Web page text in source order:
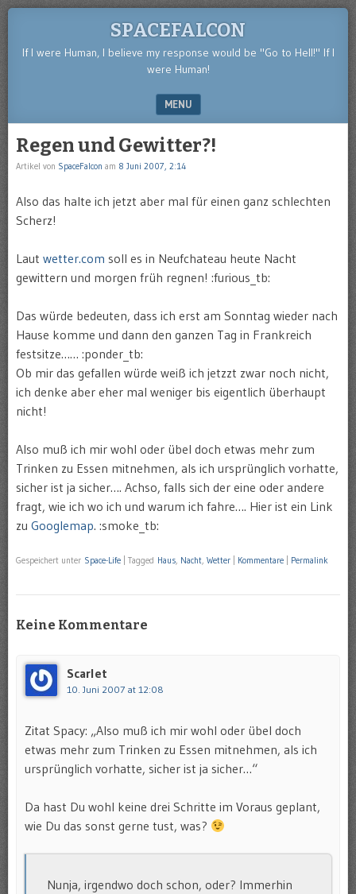
SPACEFALCON
If I were Human, I believe my response would be "Go to Hell!" If I
were Human!
MENU
Regen und Gewitter?!
Artikel von SpaceFalcon am 8 Juni 2007, 2:14
Also das halte ich jetzt aber mal für einen ganz schlechten
Scherz!
Laut wetter.com soll es in Neufchateau heute Nacht
gewittern und morgen früh regnen! :furious_tb:
Das würde bedeuten, dass ich erst am Sonntag wieder nach
Hause komme und dann den ganzen Tag in Frankreich
festsitze…… :ponder_tb:
Ob mir das gefallen würde weiß ich jetzzt zwar noch nicht,
ich denke aber eher mal weniger bis eigentlich überhaupt
nicht!
Also muß ich mir wohl oder übel doch etwas mehr zum
Trinken zu Essen mitnehmen, als ich ursprünglich vorhatte,
sicher ist ja sicher…. Achso, falls sich der eine oder andere
fragt, wie ich wo ich und warum ich fahre…. Hier ist ein Link
zu Googlemap. :smoke_tb:
Gespeichert unter Space-Life Tagged Haus, Nacht, Wetter Kommentare Permalink
Keine Kommentare
Scarlet
10. Juni 2007 at 12:08
Zitat Spacy: „Also muß ich mir wohl oder übel doch
etwas mehr zum Trinken zu Essen mitnehmen, als ich
ursprünglich vorhatte, sicher ist ja sicher…“
Da hast Du wohl keine drei Schritte im Voraus geplant,
wie Du das sonst gerne tust, was?
Nunja, irgendwo doch schon, oder? Immerhin